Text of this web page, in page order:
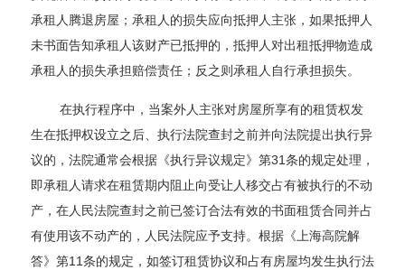
承租人腾退房屋；承租人的损失应向抵押人主张，如果抵押人
未书面告知承租人该财产已抵押的，抵押人对出租抵押物造成
承租人的损失承担赔偿责任；反之则承租人自行承担损失。
在执行程序中，当案外人主张对房屋所享有的租赁权发
生在抵押权设立之后、执行法院查封之前并向法院提出执行异
议的，法院通常会根据《执行异议规定》第31条的规定处理，
即承租人请求在租赁期内阻止向受让人移交占有被执行的不动
产，在人民法院查封之前已签订合法有效的书面租赁合同并占
有使用该不动产的，人民法院应予支持。根据《上海高院解
答》第11条的规定，如签订租赁协议和占有房屋均发生执行法